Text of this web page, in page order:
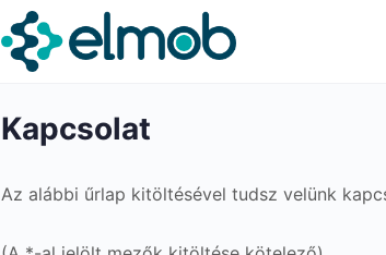
Kapcsolat
Az alábbi űrlap kitöltésével tudsz velünk